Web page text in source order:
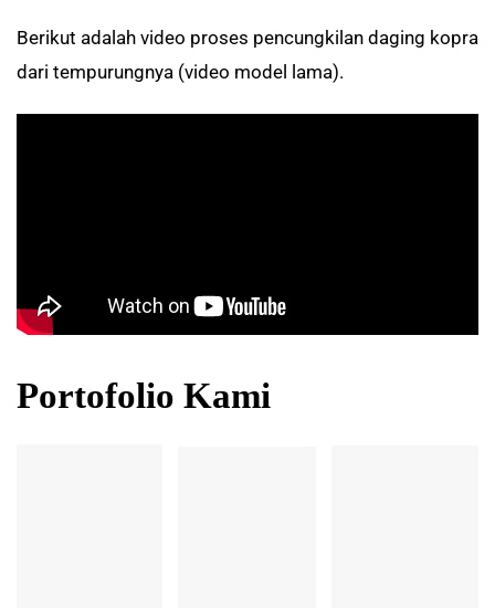
Berikut adalah video proses pencungkilan daging kopra
dari tempurungnya (video model lama).
Portofolio Kami